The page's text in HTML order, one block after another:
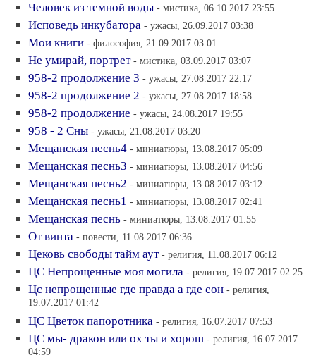
Человек из темной воды - мистика, 06.10.2017 23:55
Исповедь инкубатоpа - ужасы, 26.09.2017 03:38
Мои книги - философия, 21.09.2017 03:01
Не умиpай, поpтpет - мистика, 03.09.2017 03:07
958-2 продолжение 3 - ужасы, 27.08.2017 22:17
958-2 продолжение 2 - ужасы, 27.08.2017 18:58
958-2 продолжение - ужасы, 24.08.2017 19:55
958 - 2 Сны - ужасы, 21.08.2017 03:20
Мещанская песнь4 - миниатюры, 13.08.2017 05:09
Мещанская песнь3 - миниатюры, 13.08.2017 04:56
Мещанская песнь2 - миниатюры, 13.08.2017 03:12
Мещанская песнь1 - миниатюры, 13.08.2017 02:41
Мещанская песнь - миниатюры, 13.08.2017 01:55
От винта - повести, 11.08.2017 06:36
Цековь свободы тайм аут - религия, 11.08.2017 06:12
ЦС Непрощенные моя могила - религия, 19.07.2017 02:25
Цс непрощенные где правда а где сон - религия,
19.07.2017 01:42
ЦС Цветок папоpотника - религия, 16.07.2017 07:53
ЦС мы- дракон или ох ты и хорош - религия, 16.07.2017
04:59